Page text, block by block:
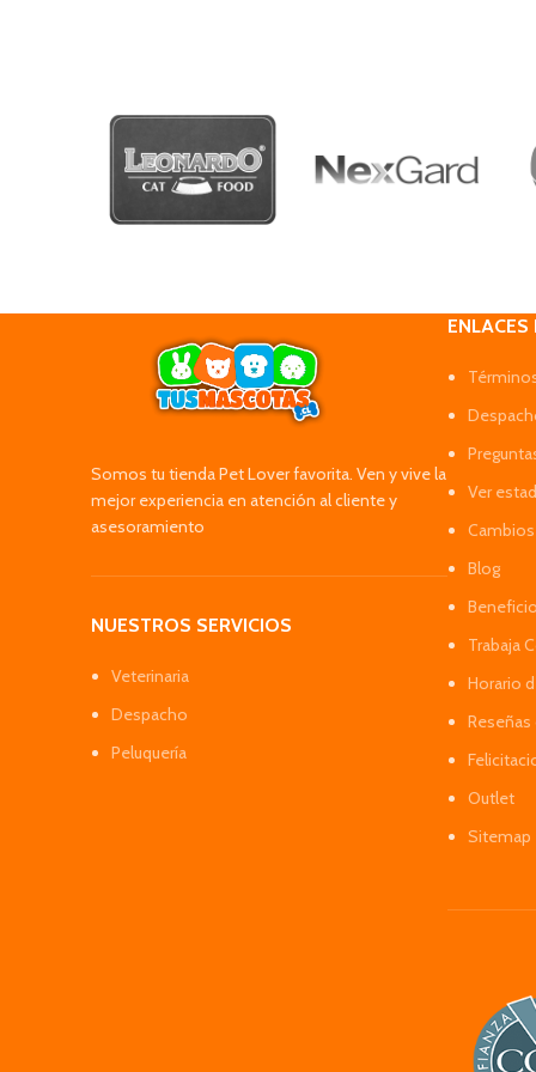
Somos tu tienda Pet Lover favorita. Ven y vive la
mejor experiencia en atención al cliente y
asesoramiento
NUESTROS SERVICIOS
Veterinaria
Despacho
Peluquería
Ver
Blog
Trabaja
Horario
Outlet
Sitemap